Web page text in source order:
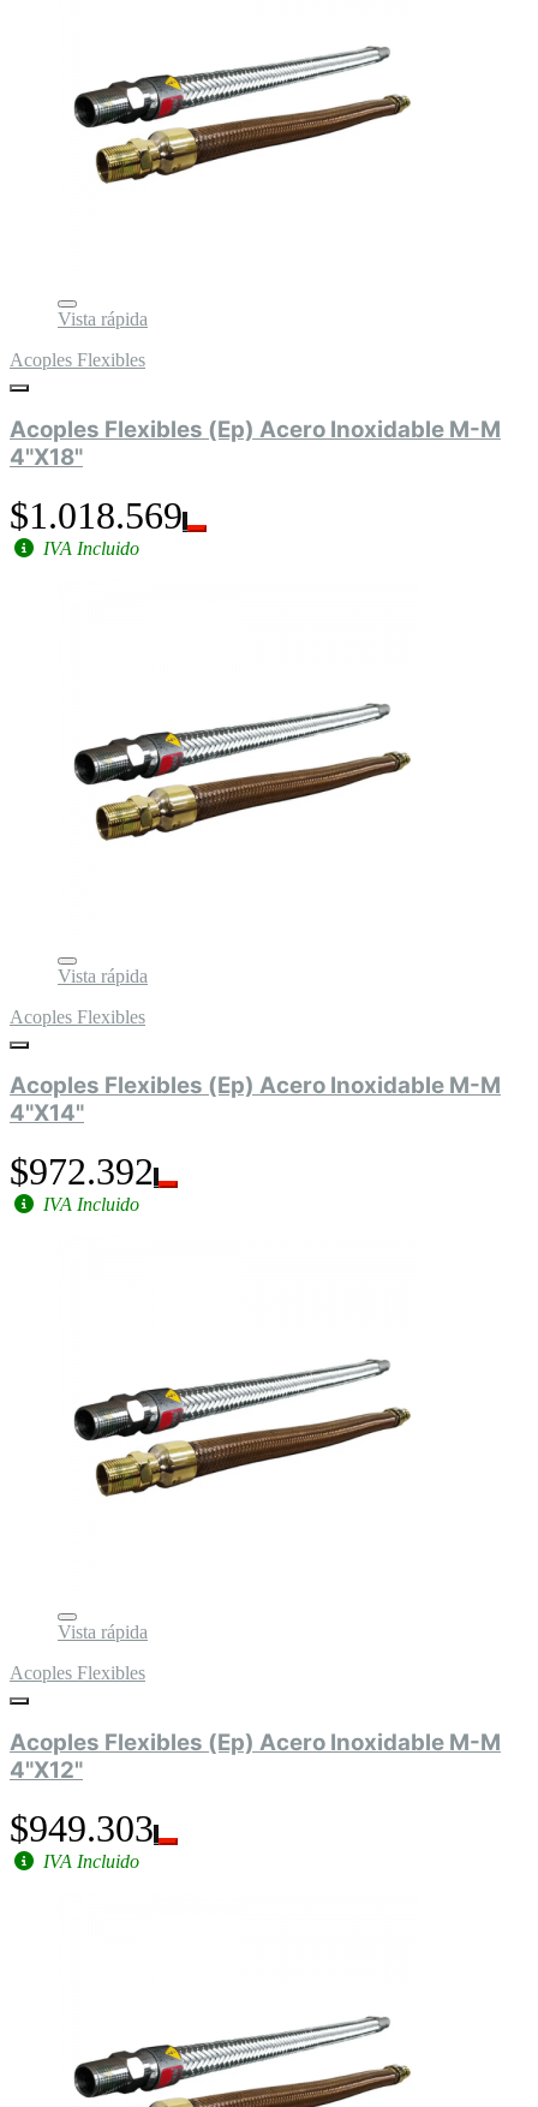
Vista rápida
Acoples Flexibles
Acoples Flexibles (Ep) Acero Inoxidable M-M
4"X18"
$1.018.569
IVA Incluido
Vista rápida
Acoples Flexibles
Acoples Flexibles (Ep) Acero Inoxidable M-M
4"X14"
$972.392
IVA Incluido
Vista rápida
Acoples Flexibles
Acoples Flexibles (Ep) Acero Inoxidable M-M
4"X12"
$949.303
IVA Incluido